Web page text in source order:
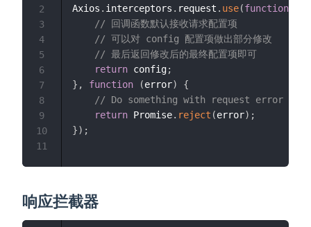
Axios . interceptors . request . use(function
// 回调函数默认接收请求配置项
// 可以对 config 配置项做出部分修改
// 最后返回修改后的最终配置项即可
return config;
} , function (error)
{
// Do something with request error
return Promise. reject (error) ;
}) ;
2
3
4
5
6
7
8
9
10
11
响应拦截器